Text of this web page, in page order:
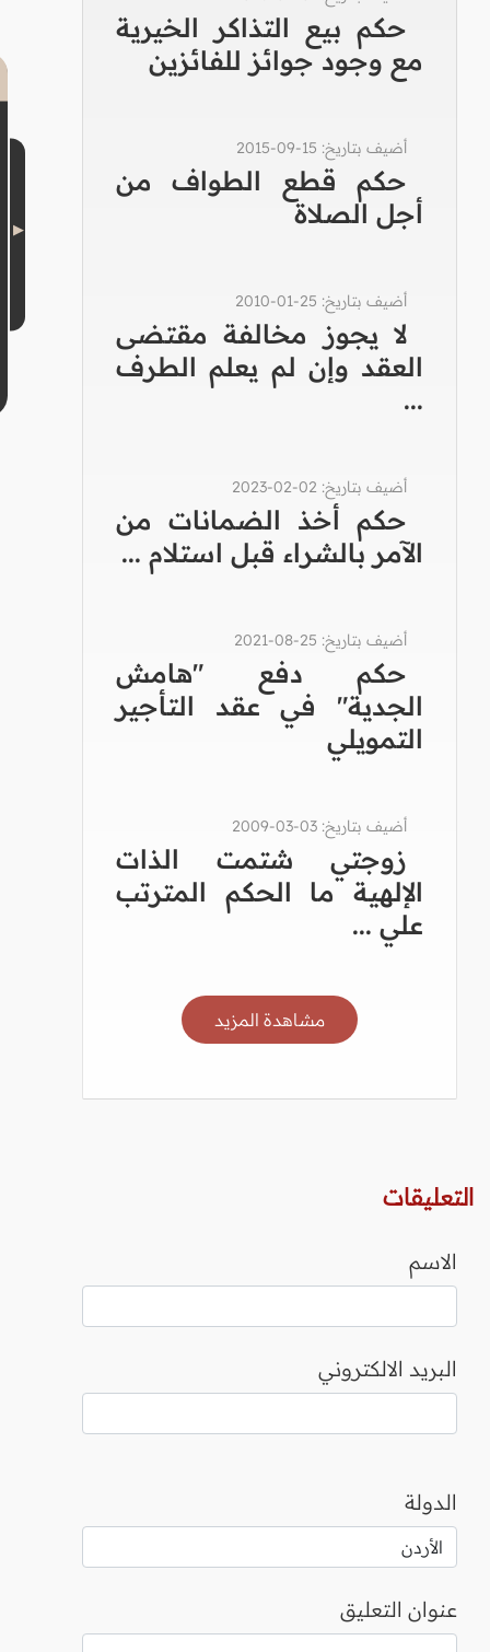
حكم بيع التذاكر الخيرية
مع وجود جوائز للفائزين
أضيف بتاريخ: 15-09-2015
حكم قطع الطواف من
أجل الصلاة
أضيف بتاريخ: 25-01-2010
لا يجوز مخالفة مقتضى
العقد وإن لم يعلم الطرف
...
أضيف بتاريخ: 02-02-2023
حكم أخذ الضمانات من
الآمر بالشراء قبل استلام ...
أضيف بتاريخ: 25-08-2021
حكم دفع "هامش
الجدية" في عقد التأجير
التمويلي
أضيف بتاريخ: 03-03-2009
زوجتي شتمت الذات
الإلهية ما الحكم المترتب
علي ...
مشاهدة المزيد
التعليقات
الاسم
البريد الالكتروني
الدولة
عنوان التعليق